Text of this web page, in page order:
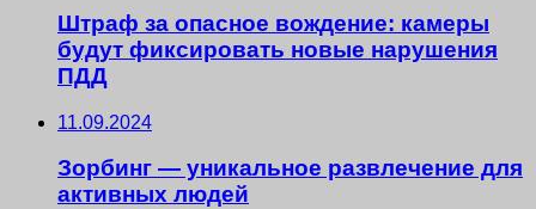
Штраф за опасное вождение: камеры
будут фиксировать новые нарушения
ПДД
11.09.2024
Зорбинг — уникальное развлечение для
активных людей